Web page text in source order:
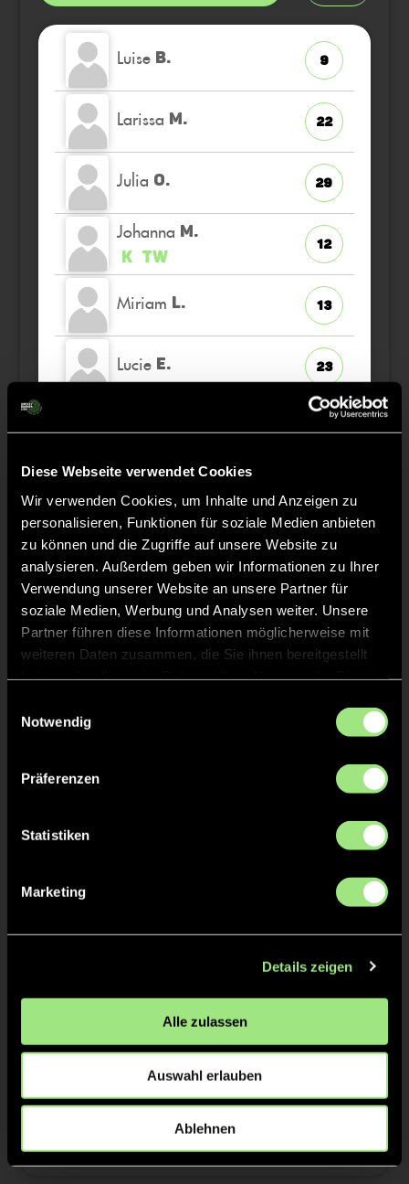
Diese Webseite verwendet Cookies
Wir verwenden Cookies, um Inhalte und Anzeigen zu
personalisieren, Funktionen für soziale Medien anbieten
zu können und die Zugriffe auf unsere Website zu
analysieren. Außerdem geben wir Informationen zu Ihrer
Verwendung unserer Website an unsere Partner für
soziale Medien, Werbung und Analysen weiter. Unsere
Partner führen diese Informationen möglicherweise mit
weiteren Daten zusammen, die Sie ihnen bereitgestellt
Notwendig
Präferenzen
Statistiken
Marketing
Details zeigen
Alle zulassen
Auswahl erlauben
Ablehnen
Luise B. 9
Larissa M. 22
Julia O. 29
Johanna M.
K TW
12
Miriam L. 13
Lucie E. 23
32
Staff
Michael MARZ
Sophia FRICKE
TW = Torwart & ETW = Ersatztorwart, K = Kapitän
3/4
4/4